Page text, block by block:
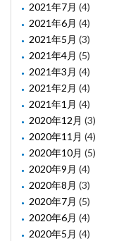
2021年7月 (4)
2021年6月 (4)
2021年5月 (3)
2021年4月 (5)
2021年3月 (4)
2021年2月 (4)
2021年1月 (4)
2020年12月 (3)
2020年11月 (4)
2020年10月 (5)
2020年9月 (4)
2020年8月 (3)
2020年7月 (5)
2020年6月 (4)
2020年5月 (4)